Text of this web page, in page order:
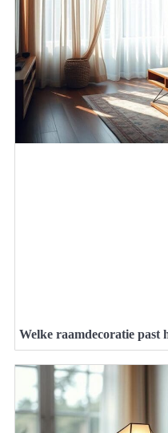
Welke raamdecoratie past